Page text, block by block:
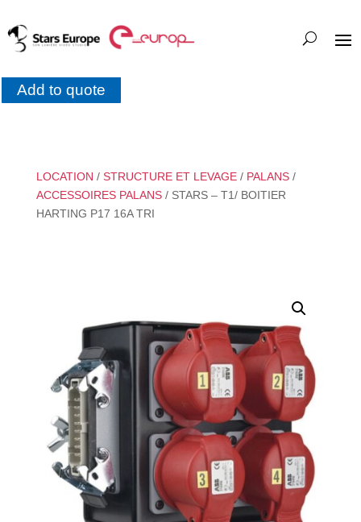
Add to quote
LOCATION / STRUCTURE ET LEVAGE/ PALANS/
ACCESSOIRES PALANS/ STARS – T1/ BOITIER
HARTING P17 16A TRI